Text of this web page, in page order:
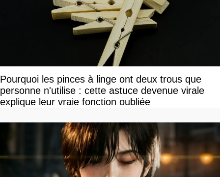
Pourquoi les pinces à linge ont deux trous que
personne n'utilise : cette astuce devenue virale
explique leur vraie fonction oubliée